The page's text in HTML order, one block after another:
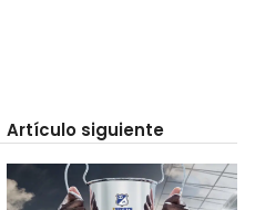
Artículo siguiente